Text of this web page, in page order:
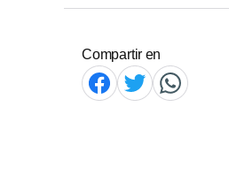
Compartir en